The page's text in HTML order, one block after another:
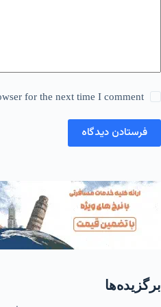
for the next time I comment.
فرستادن دیدگاه
برگزیده‌ها